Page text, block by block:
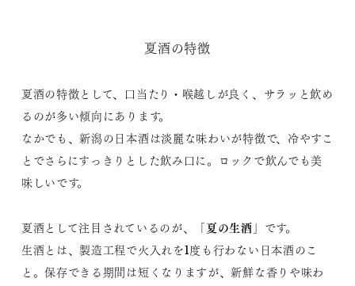
夏酒の特徴
夏酒の特徴として、口当たり・喉越しが良く、サラッと飲め
るのが多い傾向にあります。
なかでも、新潟の日本酒は淡麗な味わいが特徴で、冷やすこ
とでさらにすっきりとした飲み口に。ロックで飲んでも美
味しいです。
夏酒として注目されているのが、「夏の生酒 」です。
生酒とは、製造工程で火入れを1度も行わない日本酒のこ
と。保存できる期間は短くなりますが、新鮮な香りや味わ